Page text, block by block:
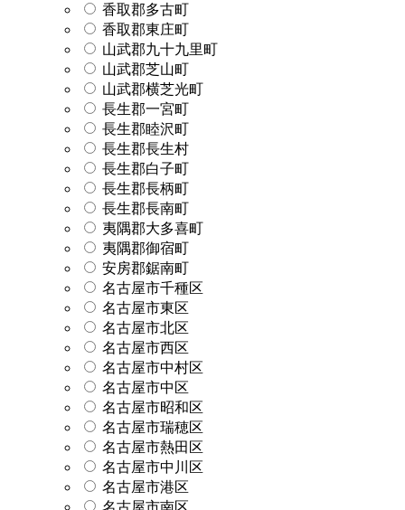
香取郡多古町
香取郡東庄町
山武郡九十九里町
山武郡芝山町
山武郡横芝光町
長生郡一宮町
長生郡睦沢町
長生郡長生村
長生郡白子町
長生郡長柄町
長生郡長南町
夷隅郡大多喜町
夷隅郡御宿町
安房郡鋸南町
名古屋市千種区
名古屋市東区
名古屋市北区
名古屋市西区
名古屋市中村区
名古屋市中区
名古屋市昭和区
名古屋市瑞穂区
名古屋市熱田区
名古屋市中川区
名古屋市港区
名古屋市南区